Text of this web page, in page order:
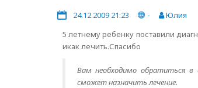
24.12.2009 21:23 -
Юлия
5 летнему ребенку поставили
икак лечить.Спасибо
Вам необходимо обратиться в
сможет назначить лечение.